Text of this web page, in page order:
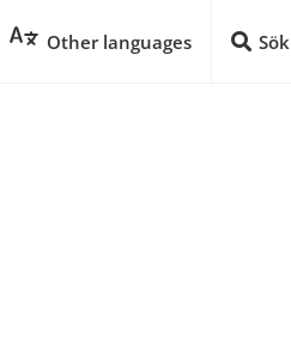
Other languages Sök